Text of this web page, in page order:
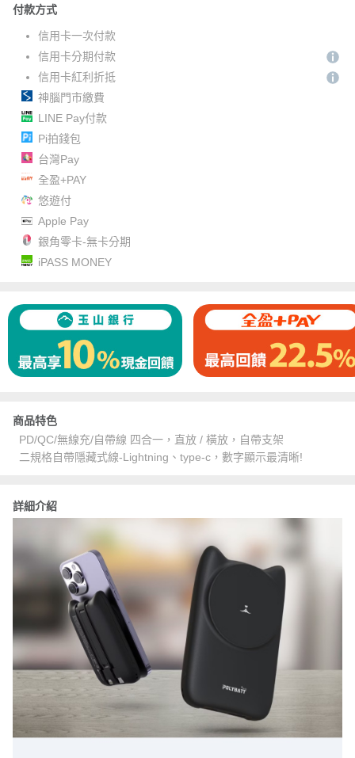
付款方式
信用卡一次付款
信用卡分期付款
信用卡紅利折抵
神腦門市繳費
LINE Pay付款
Pi拍錢包
台灣Pay
全盈+PAY
悠遊付
Apple Pay
銀角零卡-無卡分期
iPASS MONEY
商品特色
PD/QC/無線充/自帶線 四合一，直放 / 橫放，自帶支架
二規格自帶隱藏式線-Lightning、type-c，數字顯示最清晰!
詳細介紹